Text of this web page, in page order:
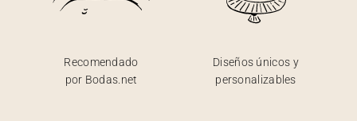
Recomendado
por Bodas.net
Diseños únicos y
personalizables